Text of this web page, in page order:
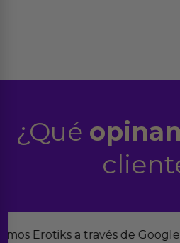
¿Qué opinan
Suelo comprar en tiendas